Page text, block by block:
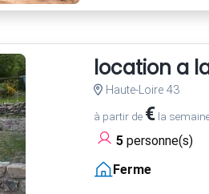
location a
Haute-Loire 43
à partir de €la
5personne(s)
Ferme